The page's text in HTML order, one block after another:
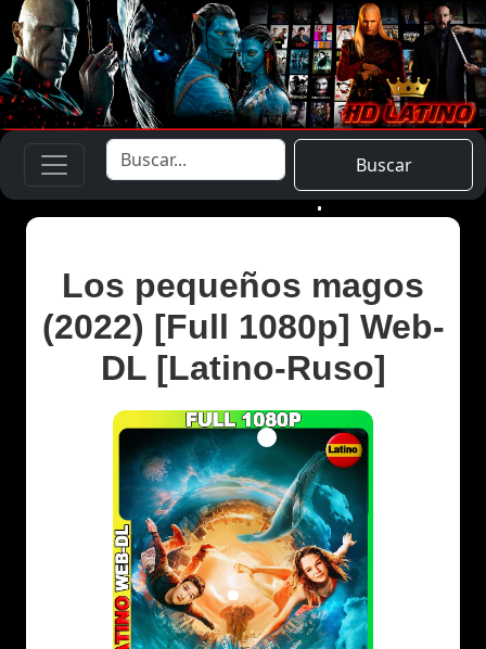
Buscar
Los pequeños magos
(2022) [Full 1080p] Web-
DL [Latino-Ruso]